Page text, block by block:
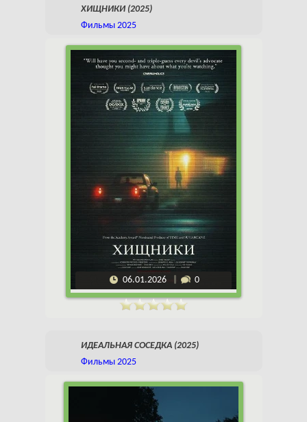
ХИЩНИКИ (2025)
Фильмы 2025
06.01.2026 0
ИДЕАЛЬНАЯ СОСЕДКА (2025)
Фильмы 2025